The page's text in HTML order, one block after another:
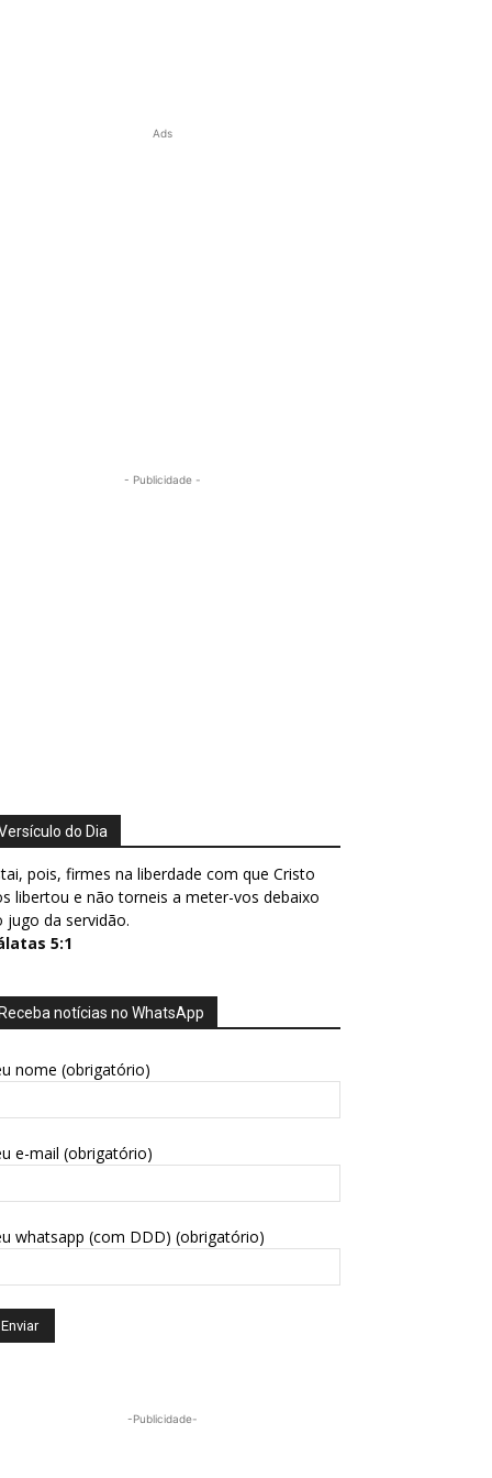
Ads
- Publicidade -
do Dia
pois, firmes na liberdade com que Cristo
libertou e não torneis a meter-vos debaixo
jugo da servidão.
5:1
Receba notícias no WhatsApp
nome (obrigatório)
e-mail (obrigatório)
whatsapp (com DDD) (obrigatório)
-Publicidade-